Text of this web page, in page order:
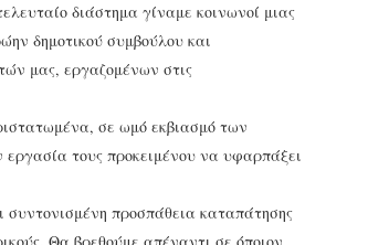
διάστημα γίναμε κοινωνοί μιας
δημοτικού συμβούλου και
μας, εργαζομένων στις
σε ωμό εκβιασμό των
τους προκειμένου να υφαρπάξει
προσπάθεια καταπάτησης